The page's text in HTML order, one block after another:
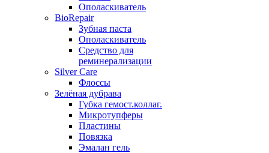
Ополаскиватель
BioRepair
Зубная паста
Ополаскиватель
Средство для
реминерализации
Silver Care
Флоссы
Зелёная дубрава
Губка гемост.коллаг.
Микротупферы
Пластины
Повязка
Эмалан гель